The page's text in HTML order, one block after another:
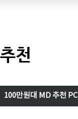
천
100만원대 MD 추천 PC